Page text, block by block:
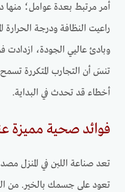
أمر مرتبط بعدة عوامل؛ منها
راعيت النظافة ودرجة
وبادئ عاليي الجودة،
تنسَ أن التجارب المتكررة
أخطاء قد تحدث في البداية.
فوائد صحية مميزة
تعد صناعة اللبن في المنزل
تعود على جسمك بالخير. من